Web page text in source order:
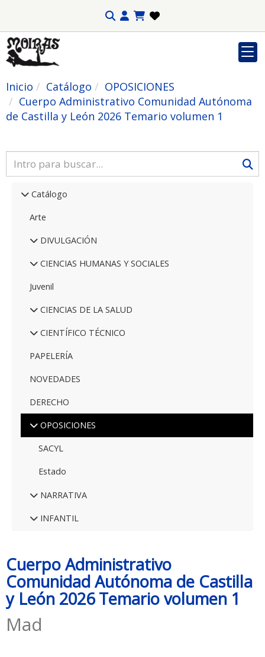
Inicio Catálogo
OPOSICIONES
Cuerpo Administrativo Comunidad Autónoma
de Castilla y León 2026 Temario volumen 1
Catálogo
Arte
DIVULGACIÓN
CIENCIAS HUMANAS Y SOCIALES
Juvenil
CIENCIAS DE LA SALUD
CIENTÍFICO TÉCNICO
PAPELERÍA
NOVEDADES
DERECHO
OPOSICIONES
SACYL
Estado
NARRATIVA
INFANTIL
Cuerpo Administrativo
Comunidad Autónoma de Castilla
y León 2026 Temario volumen 1
Mad